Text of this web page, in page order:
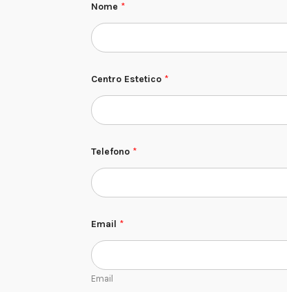
Nome *
Centro Estetico *
Telefono *
Email *
Email